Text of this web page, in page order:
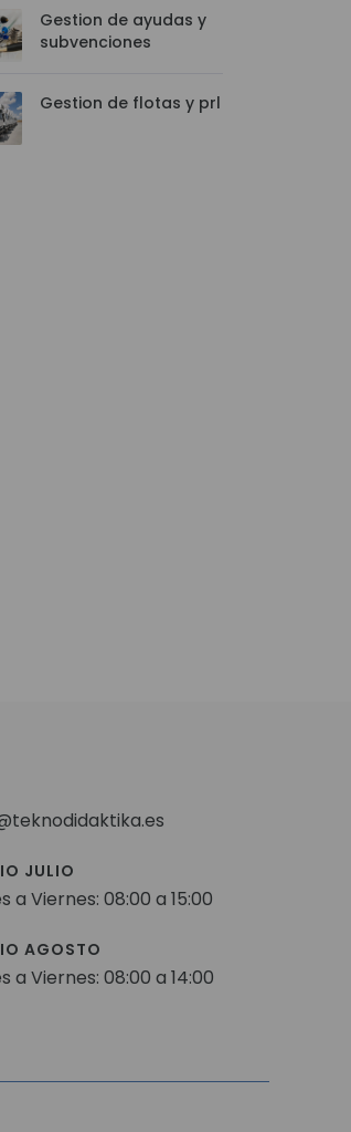
Gestion de ayudas y
subvenciones
Gestion de flotas y prl
JULIO
a Viernes: 08:00 a 15:00
AGOSTO
a Viernes: 08:00 a 14:00